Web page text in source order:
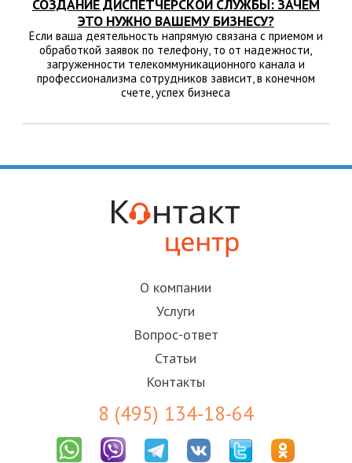
СОЗДАНИЕ ДИСПЕТЧЕРСКОЙ СЛУЖБЫ: ЗАЧЕМ
ЭТО НУЖНО ВАШЕМУ БИЗНЕСУ?
Если ваша деятельность напрямую связана с приемом и
обработкой заявок по телефону, то от надежности,
загруженности телекоммуникационного канала и
профессионализма сотрудников зависит, в конечном
счете, успех бизнеса
О компании
Услуги
Вопрос-ответ
Статьи
Контакты
8 (495) 134-18-64